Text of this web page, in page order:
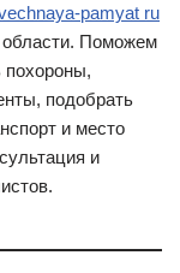
pamyat ru
Поможем
похороны,
подобрать
и место
и